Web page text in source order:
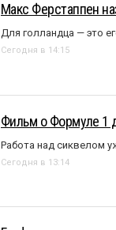
Макс Ферстаппен
Для голландца — это
Сегодня в 14:15
Фильм о Формуле 1
Работа над сиквелом
Сегодня в 13:14